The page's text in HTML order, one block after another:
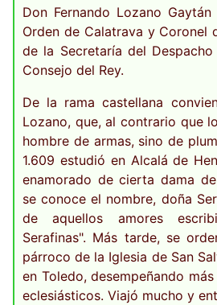
Don Fernando Lozano
Orden de Calatrava y Coronel
de la Secretaría del
Consejo del Rey.
De la rama castellana
Lozano, que, al contrario que
hombre de armas, sino de
1.609 estudió en Alcalá de
enamorado de cierta dama
se conoce el nombre, doña
de aquellos amores
Serafinas". Más tarde, se
párroco de la Iglesia de San
en Toledo, desempeñando
eclesiásticos. Viajó mucho y